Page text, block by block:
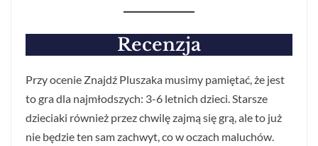
Recenzja
Przy ocenie Znajdź Pluszaka musimy pamiętać, że jest
to gra dla najmłodszych: 3-6 letnich dzieci. Starsze
dzieciaki również przez chwilę zajmą się grą, ale to już
nie będzie ten sam zachwyt, co w oczach maluchów.